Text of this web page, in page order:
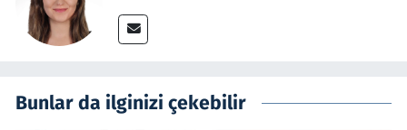
Bunlar da ilginizi çekebilir